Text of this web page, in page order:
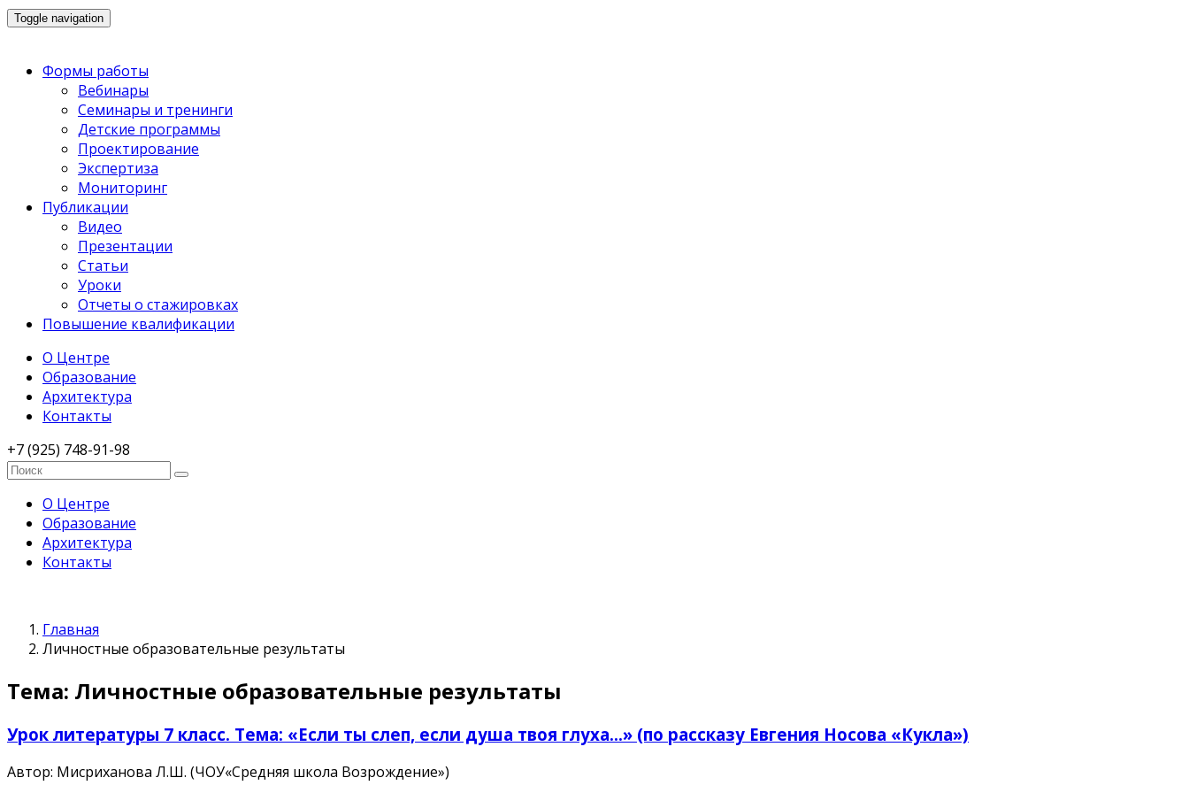
Toggle navigation
Формы работы
Вебинары
Семинары и тренинги
Детские программы
Проектирование
Экспертиза
Мониторинг
Публикации
Видео
Презентации
Статьи
Уроки
Отчеты о стажировках
Повышение квалификации
О Центре
Образование
Архитектура
Контакты
+7 (925) 748-91-98
О Центре
Образование
Архитектура
Контакты
Главная
Личностные образовательные результаты
Тема: Личностные образовательные результаты
Урок литературы 7 класс. Тема: «Если ты слеп, если душа твоя глуха…» (по рассказу Евгения Носова «Кукла»)
Автор: Мисриханова Л.Ш. (ЧОУ«Средняя школа Возрождение»)